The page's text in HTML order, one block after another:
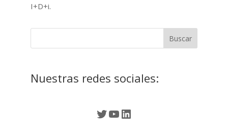
I+D+i.
Nuestras redes sociales:
Twitter
YouTube
LinkedIn